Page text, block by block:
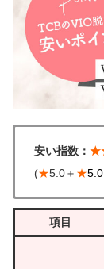
安い指数：
(★5.0＋ ★5.0
項目